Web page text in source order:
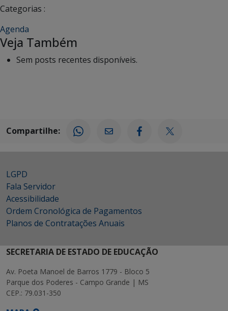
Categorias :
Agenda
Veja Também
Sem posts recentes disponíveis.
Compartilhe:
LGPD
Fala Servidor
Acessibilidade
Ordem Cronológica de Pagamentos
Planos de Contratações Anuais
SECRETARIA DE ESTADO DE EDUCAÇÃO
Av. Poeta Manoel de Barros 1779 - Bloco 5
Parque dos Poderes - Campo Grande | MS
CEP.: 79.031-350